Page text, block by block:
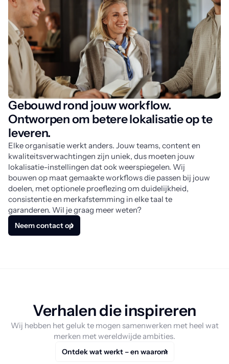
Gebouwd rond jouw workflow.
Ontworpen om betere lokalisatie op te
leveren.
Elke organisatie werkt anders. Jouw teams, content en
kwaliteitsverwachtingen zijn uniek, dus moeten jouw
lokalisatie-instellingen dat ook weerspiegelen. Wij
bouwen op maat gemaakte workflows die passen bij jouw
doelen, met optionele proeflezing om duidelijkheid,
consistentie en merkafstemming in elke taal te
garanderen. Wil je graag meer weten?
Neem contact op
Verhalen die inspireren
Wij hebben het geluk te mogen samenwerken met heel wat
merken met wereldwijde ambities.
Ontdek wat werkt – en waarom